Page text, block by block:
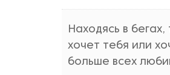
Находясь в
хочет тебя или
больше всех